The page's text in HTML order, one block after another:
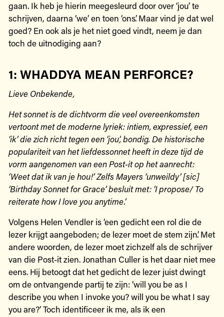
gaan. Ik heb je hierin meegesleurd door over ‘jou’ te
schrijven, daarna ‘we’ en toen ‘ons’. Maar vind je dat wel
goed? En ook als je het niet goed vindt, neem je dan
toch de uitnodiging aan?
1: WHADDYA MEAN PERFORCE?
Lieve Onbekende,
Het sonnet is de dichtvorm die veel overeenkomsten
vertoont met de moderne lyriek: intiem, expressief, een
‘ik’ die zich richt tegen een ‘jou’, bondig. De historische
populariteit van het liefdessonnet heeft in deze tijd de
vorm aangenomen van een Post-it op het aanrecht:
‘Weet dat ik van je hou!’ Zelfs Mayers ‘unweildy’ [sic]
‘Birthday Sonnet for Grace’ besluit met: ‘I propose/ To
reiterate how I love you anytime.’
Volgens Helen Vendler is ‘een gedicht een rol die de
lezer krijgt aangeboden; de lezer moet de stem zijn’. Met
andere woorden, de lezer moet zichzelf als de schrijver
van die Post-it zien. Jonathan Culler is het daar niet mee
eens. Hij betoogt dat het gedicht de lezer juist dwingt
om de ontvangende partij te zijn: ‘will you be as I
describe you when I invoke you? will you be what I say
you are?’ Toch identificeer ik me, als ik een